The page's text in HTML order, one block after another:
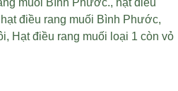
muối Bình Phước., hạt điều
hạt điều rang muối Bình Phước,
, Hạt điều rang muối loại 1 còn vỏ